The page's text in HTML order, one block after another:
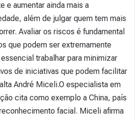
e aumentar ainda mais a
além de julgar quem tem mais
Avaliar os riscos é fundamental
que podem ser extremamente
trabalhar para minimizar
de iniciativas que podem facilitar
André Miceli.O especialista em
cita como exemplo a China, país
facial. Miceli afirma